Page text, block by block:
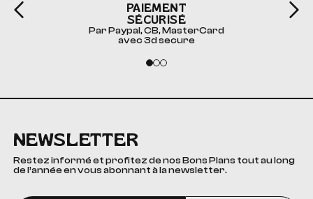
PAIEMENT
SÉCURISÉ
Par Paypal, CB, MasterCard
avec 3d secure
NEWSLETTER
Restez informé et profitez de nos Bons Plans tout au long
de l’année en vous abonnant à la newsletter.